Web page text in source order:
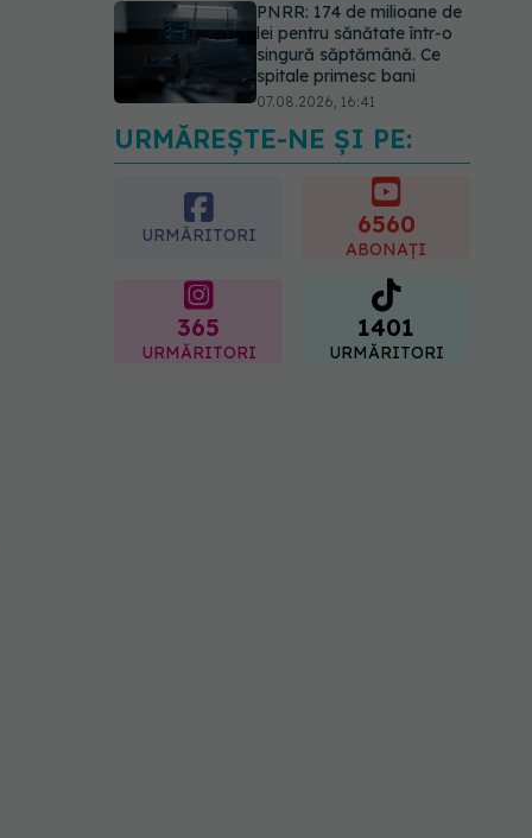
PNRR: 174 de milioane de
lei pentru sănătate într-o
singură săptămână. Ce
spitale primesc bani
07.08.2026, 16:41
Ce spune culoarea ta
preferată despre vârsta
pe care o ai. Care este
"codul cromatic" al
URMĂREȘTE-NE ȘI PE:
URMĂRITORI 6560
ABONAȚI
365
URMĂRITORI
1401
URMĂRITORI